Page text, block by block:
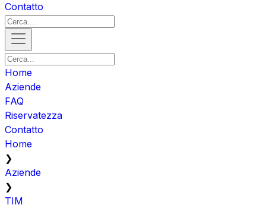
Contatto
Home
Aziende
FAQ
Riservatezza
Contatto
Home
❯
Aziende
❯
TIM